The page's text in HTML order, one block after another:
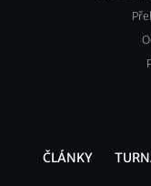
Footer
ČLÁNKY